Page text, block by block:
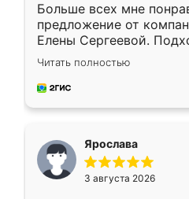
Больше всех мне
предложение от
Елены Сергеевой.
короткие сроки
для замера сотрудник
предложил по моему
Читать полностью
Ярослава
3 августа 2026